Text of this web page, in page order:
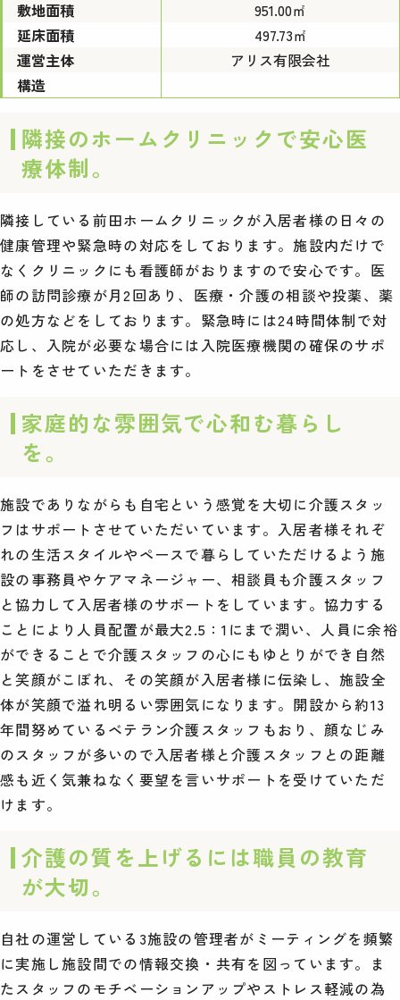
敷地面積
951.00㎡
延床面積
497.73㎡
運営主体
アリス有限会社
構造
隣接のホームクリニックで安心医
療体制。
隣接している前田ホームクリニックが入居者様の日々の
健康管理や緊急時の対応をしております。施設内だけで
なくクリニックにも看護師がおりますので安心です。医
師の訪問診療が月2回あり、医療・介護の相談や投薬、薬
の処方などをしております。緊急時には24時間体制で対
応し、入院が必要な場合には入院医療機関の確保のサポ
ートをさせていただきます。
家庭的な雰囲気で心和む暮らし
を。
施設でありながらも自宅という感覚を大切に介護スタッ
フはサポートさせていただいています。入居者様それぞ
れの生活スタイルやペースで暮らしていただけるよう施
設の事務員やケアマネージャー、相談員も介護スタッフ
と協力して入居者様のサポートをしています。協力する
ことにより人員配置が最大2.5：1にまで潤い、人員に余裕
ができることで介護スタッフの心にもゆとりができ自然
と笑顔がこぼれ、その笑顔が入居者様に伝染し、施設全
体が笑顔で溢れ明るい雰囲気になります。開設から約13
年間努めているベテラン介護スタッフもおり、顔なじみ
のスタッフが多いので入居者様と介護スタッフとの距離
感も近く気兼ねなく要望を言いサポートを受けていただ
けます。
介護の質を上げるには職員の教育
が大切。
自社の運営している3施設の管理者がミーティングを頻繁
に実施し施設間での情報交換・共有を図っています。ま
たスタッフのモチベーションアップやストレス軽減の為